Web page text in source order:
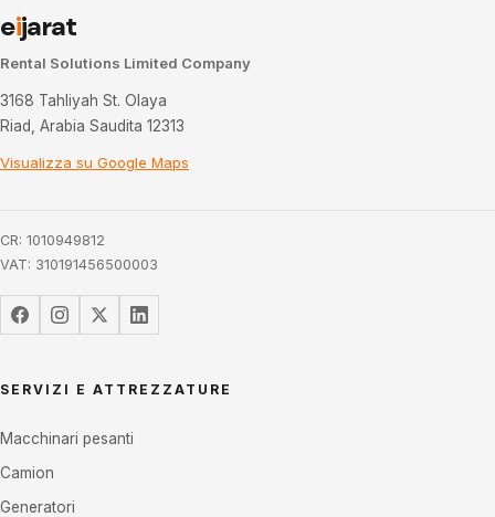
eijarat
Rental Solutions Limited Company
3168 Tahliyah St. Olaya
Riad, Arabia Saudita 12313
Visualizza su Google Maps
CR: 1010949812
VAT: 310191456500003
SERVIZI E ATTREZZATURE
Macchinari pesanti
Camion
Generatori